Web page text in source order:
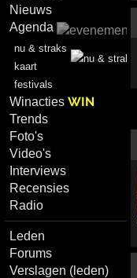
Nieuws
Agenda
nu & straks
kaart
festivals
WinactiesWIN
Trends
Foto's
Video's
Interviews
Recensies
Radio
Leden
Forums
Verslagen (leden)